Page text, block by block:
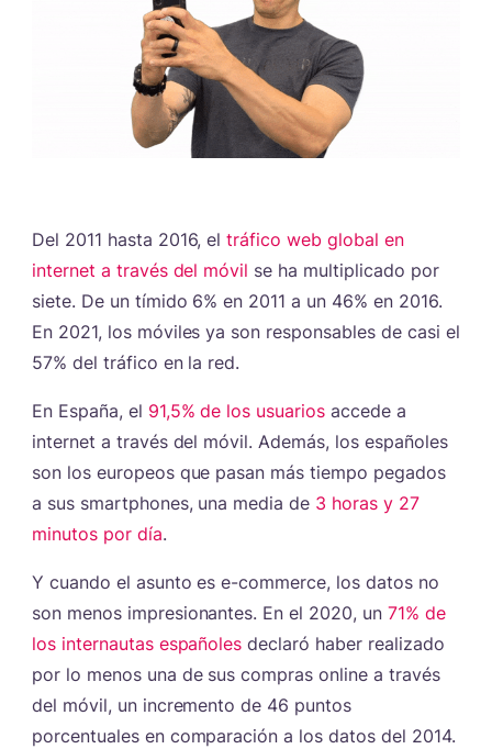
Del 2011 hasta 2016, eltráfico web global en
internet a través del móvil se ha multiplicado por
siete. De un tímido 6% en 2011 a un 46% en 2016.
En 2021, los móviles ya son responsables de casi el
57% del tráfico en la red.
En España, el 91,5% de los usuarios accede a
internet a través del móvil. Además, los españoles
son los europeos que pasan más tiempo pegados
a sus smartphones, una media de 3 horas y 27
minutos por día.
Y cuando el asunto es e-commerce, los datos no
son menos impresionantes. En el 2020, un71% de
los internautas españoles declaró haber realizado
por lo menos una de sus compras online a través
del móvil, un incremento de 46 puntos
porcentuales en comparación a los datos del 2014.